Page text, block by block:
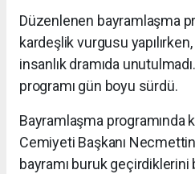
Düzenlenen bayramlaşma
kardeşlik vurgusu
insanlık dramıda
programı gün boyu sürdü.
Bayramlaşma programında
Cemiyeti Başkanı Necmettin
bayramı buruk